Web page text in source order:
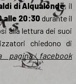
di Alqualondë, il
alle 20:30 durante il
alla lettura dei suoi
chiedono di
pagina facebook